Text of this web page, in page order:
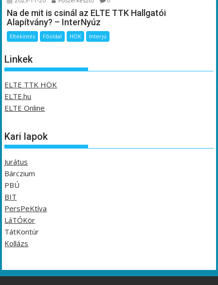
Na de mit is csinál az ELTE TTK Hallgatói
Alapítvány? – InterNyúz
Eltekintés Főoldal HÖK Interjú
Linkek
ELTE TTK HÖK
ELTE.hu
ELTE Online
Kari lapok
Jurátus
Bárczium
PBÚ
BIT
PersPeKtíva
LáTÓKör
TátKontúr
Kollázs